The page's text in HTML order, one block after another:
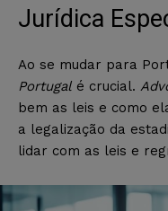
Jurídica
Ao se mudar para
Portugal é crucial.
bem as leis e como
a legalização da
lidar com as leis e